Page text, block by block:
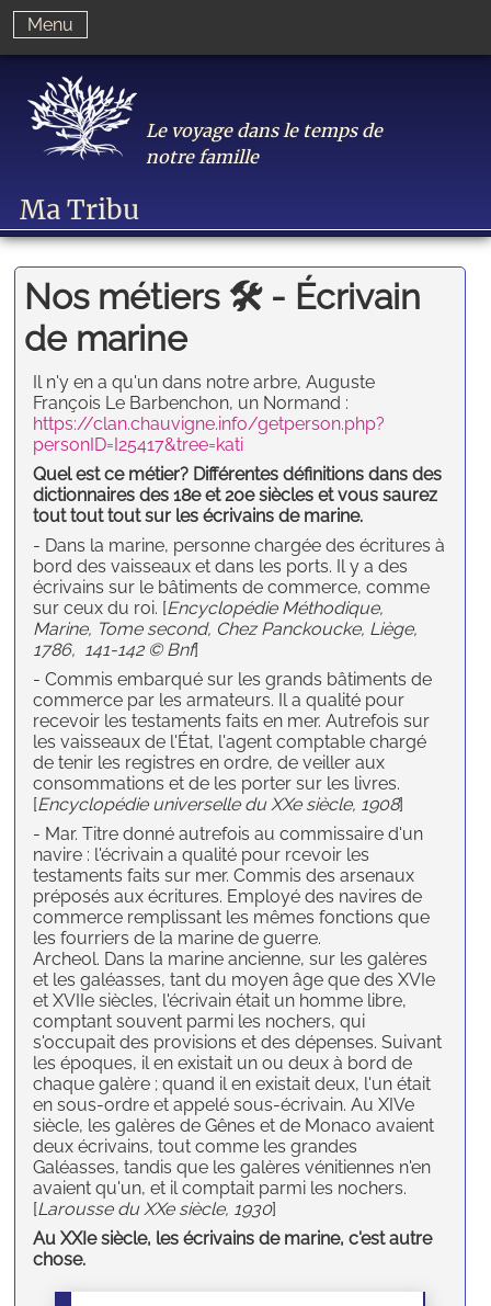
Ma Tribu
Le voyage dans le temps de
notre famille
Menu
Nos métiers 🛠 - Écrivain
de marine
Il n'y en a qu'un dans notre arbre, Auguste
François Le Barbenchon, un Normand :
https://clan.chauvigne.info/getperson.php?
personID=I25417&tree=kati
Quel est ce métier? Différentes définitions dans des
dictionnaires des 18e et 20e siècles et vous saurez
tout tout tout sur les écrivains de marine.
- Dans la marine, personne chargée des écritures à
bord des vaisseaux et dans les ports. Il y a des
écrivains sur le bâtiments de commerce, comme
sur ceux du roi. [Encyclopédie Méthodique,
Marine, Tome second, Chez Panckoucke, Liège,
1786, 141-142 © Bnf]
- Commis embarqué sur les grands bâtiments de
commerce par les armateurs. Il a qualité pour
recevoir les testaments faits en mer. Autrefois sur
les vaisseaux de l'État, l'agent comptable chargé
de tenir les registres en ordre, de veiller aux
consommations et de les porter sur les livres.
[Encyclopédie universelle du XXe siècle, 1908]
- Mar. Titre donné autrefois au commissaire d'un
navire : l'écrivain a qualité pour rcevoir les
testaments faits sur mer. Commis des arsenaux
préposés aux écritures. Employé des navires de
commerce remplissant les mêmes fonctions que
les fourriers de la marine de guerre.
Archeol. Dans la marine ancienne, sur les galères
et les galéasses, tant du moyen âge que des XVIe
et XVIIe siècles, l'écrivain était un homme libre,
comptant souvent parmi les nochers, qui
s'occupait des provisions et des dépenses. Suivant
les époques, il en existait un ou deux à bord de
chaque galère ; quand il en existait deux, l'un était
en sous-ordre et appelé sous-écrivain. Au XIVe
siècle, les galères de Gênes et de Monaco avaient
deux écrivains, tout comme les grandes
Galéasses, tandis que les galères vénitiennes n'en
avaient qu'un, et il comptait parmi les nochers.
[Larousse du XXe siècle, 1930]
Au XXIe siècle, les écrivains de marine, c'est autre
chose.